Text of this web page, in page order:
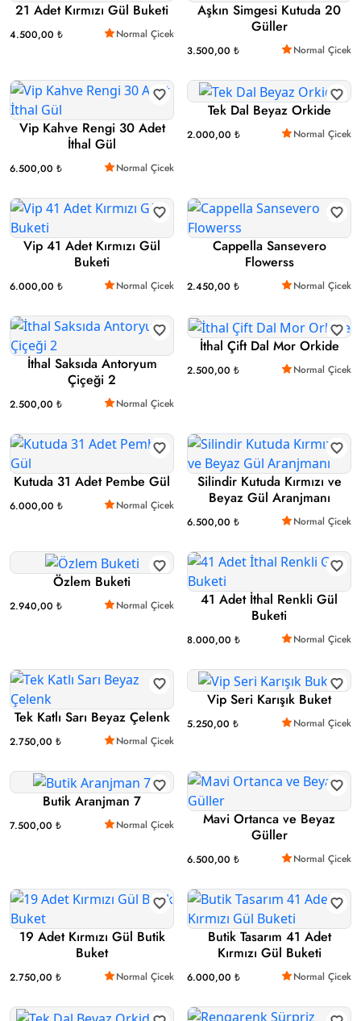
21 Adet Kırmızı Gül Buketi
4.500,00 ₺ Normal Çicek
Aşkın Simgesi Kutuda 20
Güller
3.500,00 ₺ Normal Çicek
Vip Kahve Rengi 30 Adet
İthal Gül
6.500,00 ₺ Normal Çicek
Tek Dal Beyaz Orkide
2.000,00 ₺ Normal Çicek
Vip 41 Adet Kırmızı Gül
Buketi
6.000,00 ₺ Normal Çicek
Cappella Sansevero
Flowerss
2.450,00 ₺ Normal Çicek
İthal Saksıda Antoryum
Çiçeği 2
2.500,00 ₺ Normal Çicek
İthal Çift Dal Mor Orkide
2.500,00 ₺ Normal Çicek
Kutuda 31 Adet Pembe Gül
6.000,00 ₺ Normal Çicek
Silindir Kutuda Kırmızı ve
Beyaz Gül Aranjmanı
6.500,00 ₺ Normal Çicek
Özlem Buketi
2.940,00 ₺ Normal Çicek
41 Adet İthal Renkli Gül
Buketi
8.000,00 ₺ Normal Çicek
Tek Katlı Sarı Beyaz Çelenk
2.750,00 ₺ Normal Çicek
Vip Seri Karışık Buket
5.250,00 ₺ Normal Çicek
Butik Aranjman 7
7.500,00 ₺ Normal Çicek
Mavi Ortanca ve Beyaz
Güller
6.500,00 ₺ Normal Çicek
19 Adet Kırmızı Gül Butik
Buket
2.750,00 ₺ Normal Çicek
Butik Tasarım 41 Adet
Kırmızı Gül Buketi
6.000,00 ₺ Normal Çicek